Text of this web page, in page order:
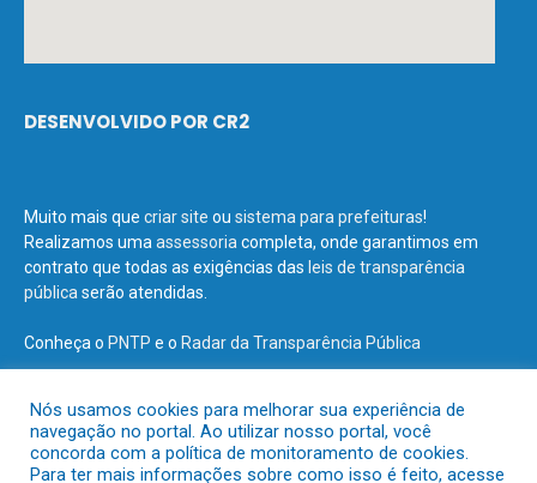
DESENVOLVIDO POR CR2
Muito mais que criar site ou sistema para prefeituras!
Realizamos uma assessoria completa, onde garantimos em
contrato que todas as exigências das leis de transparência
pública serão atendidas.
Conheça o PNTP e o Radar da Transparência Pública
Todos os direitos reservados a Prefeitura Municipal de Terra Santa.
Nós usamos cookies para melhorar sua experiência de
navegação no portal. Ao utilizar nosso portal, você
concorda com a política de monitoramento de cookies.
Para ter mais informações sobre como isso é feito, acesse